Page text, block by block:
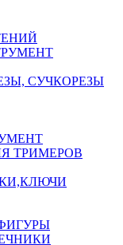
СУЧКОРЕЗЫ
ТРИМЕРОВ